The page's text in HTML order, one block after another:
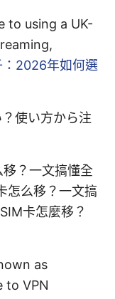
to using a UK-
：2026年如何選
使い方から注
？一文搞懂全
怎么移？一文搞
卡怎麼移？
as
to VPN